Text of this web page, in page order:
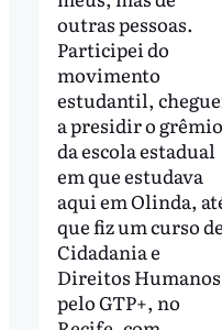
outras pessoas.
Participei do
movimento
estudantil,
a presidir o grêmio
da escola estadual
em que estudava
aqui em Olinda,
que fiz um curso de
Cidadania e
Direitos Humanos
pelo GTP+, no